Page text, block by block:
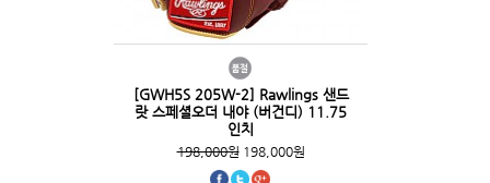
[GWH5S 205W-2] Rawlings 샌드
랏 스페셜오더 내야 (버건디) 11.75
인치
198,000원198,000원